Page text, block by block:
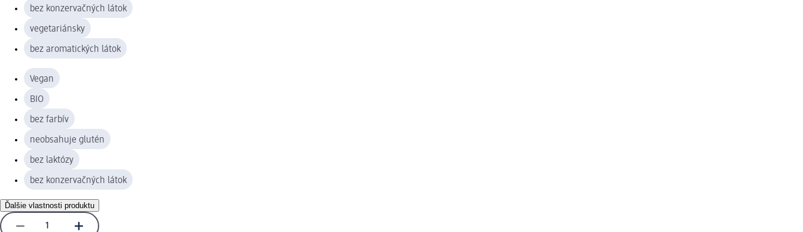
bez konzervačných látok
vegetariánsky
bez aromatických látok
Vegan
BIO
bez farbív
neobsahuje glutén
bez laktózy
bez konzervačných látok
Ďalšie vlastnosti produktu